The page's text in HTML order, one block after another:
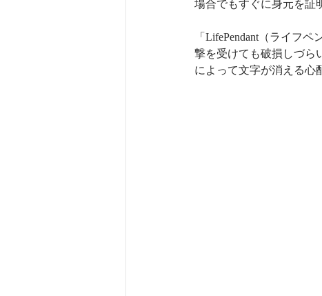
場合でもすぐに身元を証
「LifePendant（ライフ
撃を受けても破損しづら
によって文字が消える心